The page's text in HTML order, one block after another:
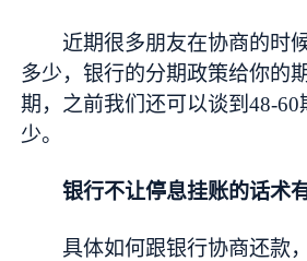
近期很多朋友在协商的时
多少，银行的分期政策给你的
期，之前我们还可以谈到48-60
少。
银行不让停息挂账的话术
具体如何跟银行协商还款